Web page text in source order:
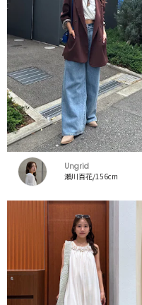
Ungrid
瀬川百花/156cm